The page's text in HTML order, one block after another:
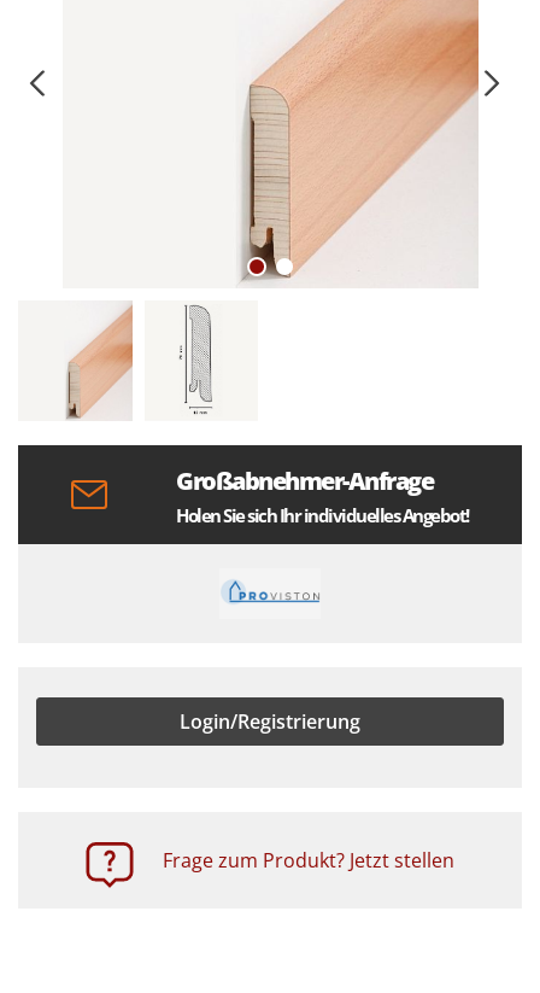
Großabnehmer-Anfrage
Holen Sie sich Ihr individuelles Angebot!
Login/Registrierung
Frage zum Produkt? Jetzt stellen